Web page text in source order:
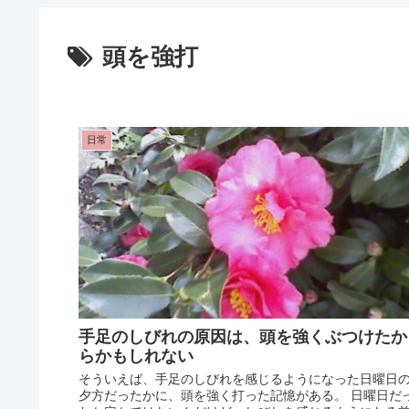
頭を強打
日常
手足のしびれの原因は、頭を強くぶつけたか
らかもしれない
そういえば、手足のしびれを感じるようになった日曜日
夕方だったかに、頭を強く打った記憶がある。 日曜日だ